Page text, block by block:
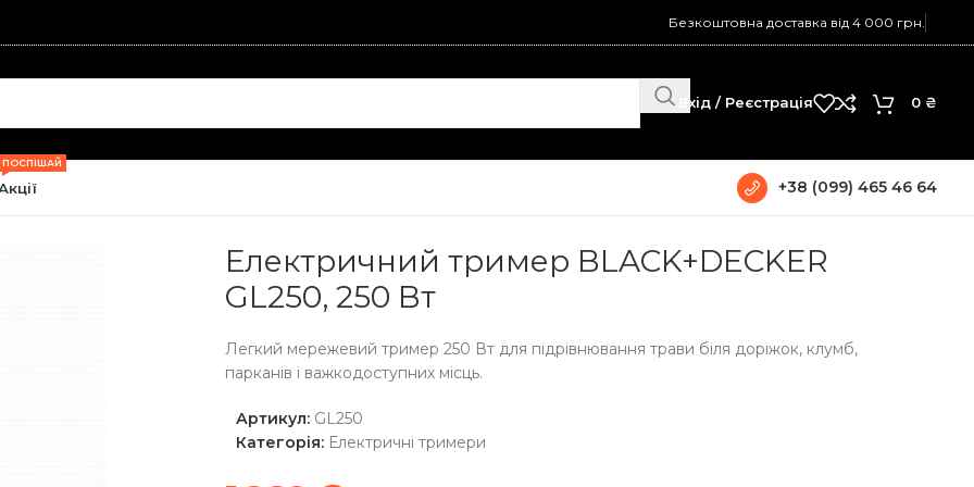
Безкоштовна доставка від 4 000 грн.
Вхід / Реєстрація 0 ₴
ПОСПІШАЙ
+38 (099) 465 46 64
Електричний тример BLACK+DECKER
GL250, 250 Вт
Легкий мережевий тример 250 Вт для підрівнювання трави біля доріжок, клумб,
парканів і важкодоступних місць.
Артикул: GL250
Категорія: Електричні тримери